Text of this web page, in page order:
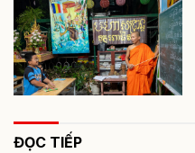
ĐỌC TIẾP